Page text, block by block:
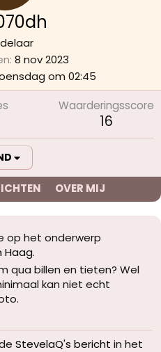
8 nov 2023
om 02:45
Waarderingsscore
16
OVER MIJ
op het onderwerp
Haag.
qua billen en tieten? Wel
kan niet echt
StevelaQ's bericht in het